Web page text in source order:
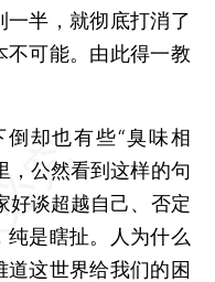
半，就彻底打消了
可能。由此得一教
却也有些“臭味相
，公然看到这样的句
好谈超越自己、否定
纯是瞎扯。人为什么
这世界给我们的困